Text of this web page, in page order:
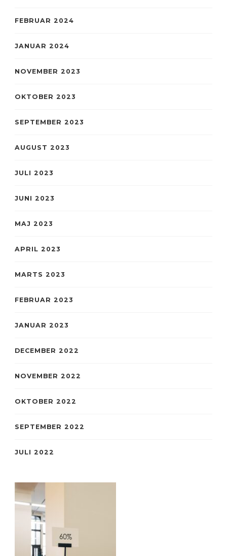
FEBRUAR 2024
JANUAR 2024
NOVEMBER 2023
OKTOBER 2023
SEPTEMBER 2023
AUGUST 2023
JULI 2023
JUNI 2023
MAJ 2023
APRIL 2023
MARTS 2023
FEBRUAR 2023
JANUAR 2023
DECEMBER 2022
NOVEMBER 2022
OKTOBER 2022
SEPTEMBER 2022
JULI 2022